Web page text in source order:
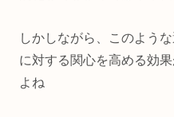
しかしながら、このよう
に対する関心を高める効
よね